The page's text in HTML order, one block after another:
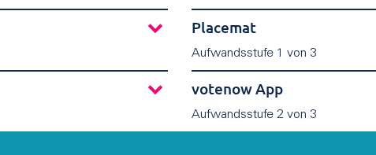
Placemat
Aufwandsstufe 1 von 3
votenow App
Aufwandsstufe 2 von 3